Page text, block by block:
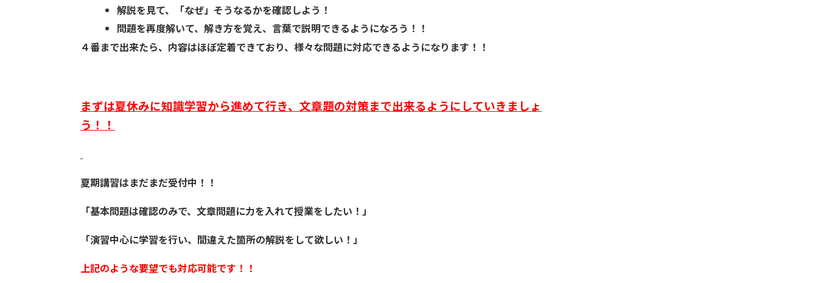
解説を見て、「なぜ」そうなるかを確認しよう！
問題を再度解いて、解き方を覚え、言葉で説明できるようになろう！！
４番まで出来たら、内容はほぼ定着できており、様々な問題に対応できるようになります！！
まずは夏休みに知識学習から進めて行き、文章題の対策まで出来るようにしていきましょ
う！！
夏期講習はまだまだ受付中！！
「基本問題は確認のみで、文章問題に力を入れて授業をしたい！」
「演習中心に学習を行い、間違えた箇所の解説をして欲しい！」
上記のような要望でも対応可能です！！